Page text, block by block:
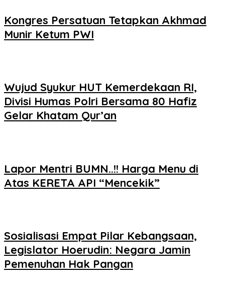
Kongres Persatuan Tetapkan Akhmad
Munir Ketum PWI
Wujud Syukur HUT Kemerdekaan RI,
Divisi Humas Polri Bersama 80 Hafiz
Gelar Khatam Qur’an
Lapor Mentri BUMN..!! Harga Menu di
Atas KERETA API “Mencekik”
Sosialisasi Empat Pilar Kebangsaan,
Legislator Hoerudin: Negara Jamin
Pemenuhan Hak Pangan